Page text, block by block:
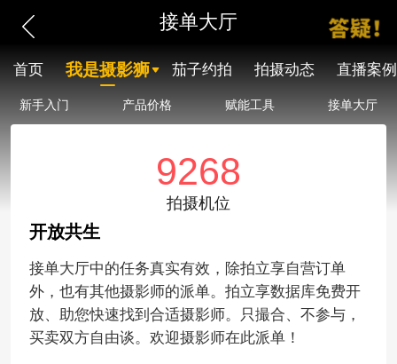
接单大厅
首页 我是摄影狮 茄子约拍 拍摄动态 直播案例
新手入门 产品价格 赋能工具 接单大厅
9268
拍摄机位
开放共生
接单大厅中的任务真实有效，除拍立享自营订单
外，也有其他摄影师的派单。拍立享数据库免费开
放、助您快速找到合适摄影师。只撮合、不参与，
买卖双方自由谈。欢迎摄影师在此派单！